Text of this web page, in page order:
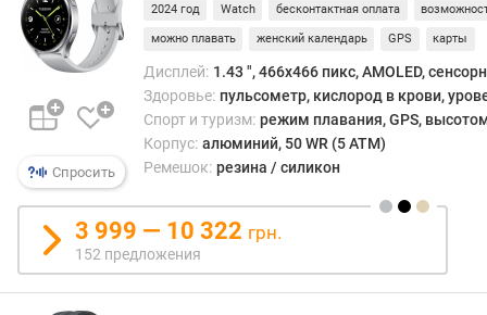
к
а
i
)
е
м
к
с
т
ь
а
к
к
Спросить
2024 год Watch бесконтактная оплата
можно плавать женский календарь GPS карты
Дисплей: 1.43 ", 466x466 пикс, AMOLED,
Здоровье: пульсометр, кислород в крови,
Спорт и туризм: режим плавания, GPS,
Корпус: алюминий, 50 WR (5 ATM)
Ремешок: резина / силикон
3 999 — 10 322 грн.
152 предложения